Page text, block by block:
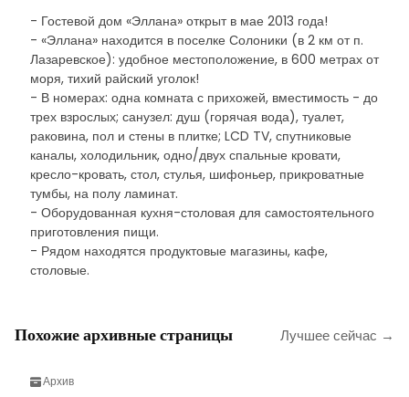
- Гостевой дом «Эллана» открыт в мае 2013 года!
- «Эллана» находится в поселке Солоники (в 2 км от п.
Лазаревское): удобное местоположение, в 600 метрах от
моря, тихий райский уголок!
- В номерах: одна комната с прихожей, вместимость - до
трех взрослых; санузел: душ (горячая вода), туалет,
раковина, пол и стены в плитке; LCD TV, спутниковые
каналы, холодильник, одно/двух спальные кровати,
кресло-кровать, стол, стулья, шифоньер, прикроватные
тумбы, на полу ламинат.
- Оборудованная кухня-столовая для самостоятельного
приготовления пищи.
- Рядом находятся продуктовые магазины, кафе,
столовые.
Похожие архивные страницы Лучшее сейчас →
Архив